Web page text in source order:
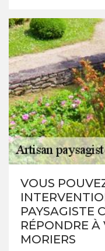
VOUS
PAYSAGISTE
RÉPONDRE À
MORIERS